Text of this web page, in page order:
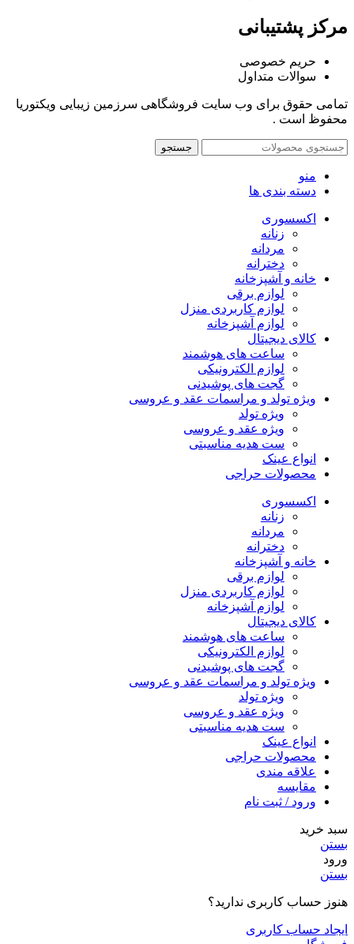
مرکز پشتیبانی
حریم خصوصی
سوالات متداول
تمامی حقوق برای وب سایت فروشگاهی سرزمین زیبایی ویکتوریا
محفوظ است .
جستجو
منو
دسته بندی ها
اکسسوری
زنانه
مردانه
دخترانه
خانه و آشپزخانه
لوازم برقی
لوازم کاربردی منزل
لوازم آشپزخانه
کالای دیجیتال
ساعت های هوشمند
لوازم الکترونیکی
گجت های پوشیدنی
ویژه تولد و مراسمات عقد و عروسی
ویژه تولد
ویژه عقد و عروسی
ست هدیه مناسبتی
انواع عینک
محصولات حراجی
اکسسوری
زنانه
مردانه
دخترانه
خانه و آشپزخانه
لوازم برقی
لوازم کاربردی منزل
لوازم آشپزخانه
کالای دیجیتال
ساعت های هوشمند
لوازم الکترونیکی
گجت های پوشیدنی
ویژه تولد و مراسمات عقد و عروسی
ویژه تولد
ویژه عقد و عروسی
ست هدیه مناسبتی
انواع عینک
محصولات حراجی
علاقه مندی
مقایسه
ورود / ثبت نام
سبد خرید
بستن
ورود
بستن
هنوز حساب کاربری ندارید؟
ایجاد حساب کاربری